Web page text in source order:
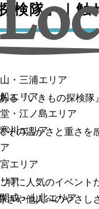
・三浦エリア
エリア
・江ノ島エリア
川エリア
エリア
ア
成・山北エリア
検隊』｜
『いきもの探検
の温かさと重さを
に人気のイベント
や他人へのやさ